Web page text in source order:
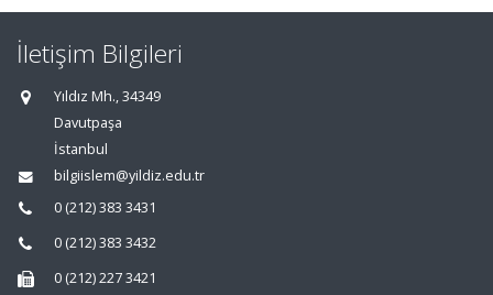
İletişim Bilgileri
Yıldız Mh., 34349
Davutpaşa
İstanbul
bilgiislem@yildiz.edu.tr
0 (212) 383 3431
0 (212) 383 3432
0 (212) 227 3421